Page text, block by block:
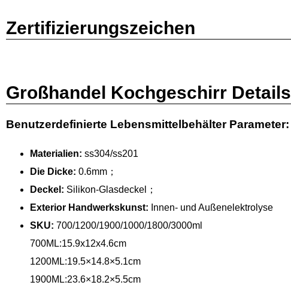
Zertifizierungszeichen
Großhandel Kochgeschirr Details
Benutzerdefinierte Lebensmittelbehälter Parameter:
Materialien: ss304/ss201
Die Dicke: 0.6mm；
Deckel: Silikon-Glasdeckel；
Exterior Handwerkskunst: Innen- und Außenelektrolyse
SKU: 700/1200/1900/1000/1800/3000ml
700ML:15.9x12x4.6cm
1200ML:19.5×14.8×5.1cm
1900ML:23.6×18.2×5.5cm